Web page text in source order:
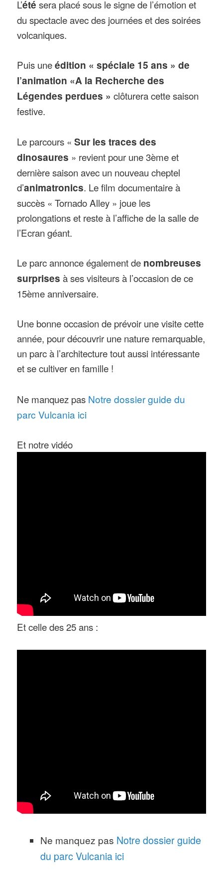
L’été sera placé sous le signe de l’émotion et
du spectacle avec des journées et des soirées
volcaniques.
Puis uneédition « spéciale 15 ans » de
l’animation «A la Recherche des
Légendes perdues » clôturera cette saison
festive.
Le parcours «Sur les traces des
dinosaures » revient pour une 3ème et
dernière saison avec un nouveau cheptel
d’animatronics. Le film documentaire à
succès « Tornado Alley » joue les
prolongations et reste à l’affiche de la salle de
l’Ecran géant.
Le parc annonce également de nombreuses
surprises à ses visiteurs à l’occasion de ce
15ème anniversaire.
Une bonne occasion de prévoir une visite cette
année, pour découvrir une nature remarquable,
un parc à l’architecture tout aussi intéressante
et se cultiver en famille !
Ne manquez pas Notre dossier guide du
parc Vulcania ici
Et notre vidéo
Et celle des 25 ans :
Ne manquez pas Notre dossier guide
du parc Vulcania ici